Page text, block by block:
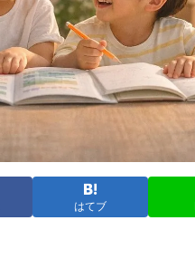
はてブ